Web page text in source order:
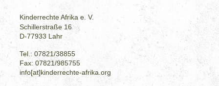
Kinderrechte Afrika e. V.
Schillerstraße 16
D-77933 Lahr
Tel.: 07821/38855
Fax: 07821/985755
info[at]kinderrechte-afrika.org